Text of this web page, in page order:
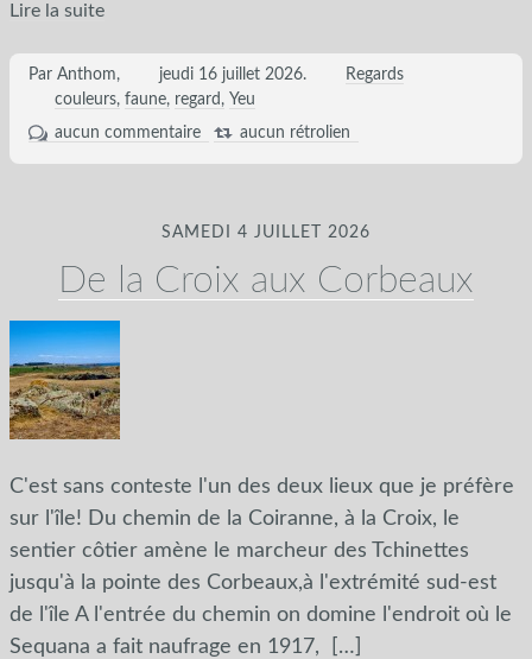
Lire la suite
Par Anthom, jeudi 16 juillet 2026.
Regards
couleurs faune regard
Yeu
aucun commentaire
aucun rétrolien
SAMEDI 4 JUILLET 2026
De la Croix aux Corbeaux
C'est sans conteste l'un des deux lieux que je préfère
sur l'île! Du chemin de la Coiranne, à la Croix, le
sentier côtier amène le marcheur des Tchinettes
jusqu'à la pointe des Corbeaux,à l'extrémité sud-est
de l'île A l'entrée du chemin on domine l'endroit où le
Sequana a fait naufrage en 1917,
[…]